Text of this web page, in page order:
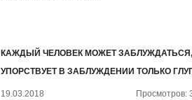
КАЖДЫЙ ЧЕЛОВЕК МОЖЕТ
УПОРСТВУЕТ В ЗАБЛУЖДЕНИИ ТОЛЬКО
19.03.2018 Просмотров: